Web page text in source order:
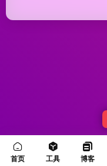
Copyright © 2026 优渥导航
首页 工具 博客